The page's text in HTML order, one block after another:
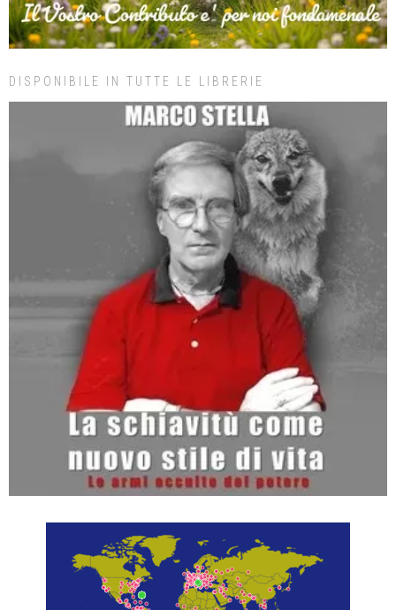
DISPONIBILE IN TUTTE LE LIBRERIE